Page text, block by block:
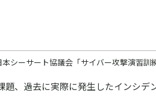
シーサート協議会「サイバー攻撃演習訓
、過去に実際に発生したインシデ